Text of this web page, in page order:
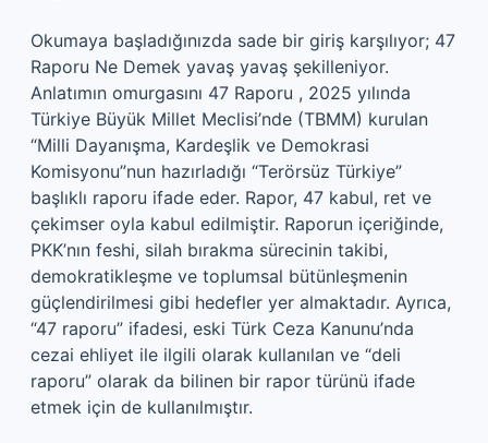
Okumaya başladığınızda sade bir giriş karşılıyor; 47
Raporu Ne Demek yavaş yavaş şekilleniyor.
Anlatımın omurgasını 47 Raporu , 2025 yılında
Türkiye Büyük Millet Meclisi’nde (TBMM) kurulan
“Milli Dayanışma, Kardeşlik ve Demokrasi
Komisyonu”nun hazırladığı “Terörsüz Türkiye”
başlıklı raporu ifade eder. Rapor, 47 kabul, ret ve
çekimser oyla kabul edilmiştir. Raporun içeriğinde,
PKK’nın feshi, silah bırakma sürecinin takibi,
demokratikleşme ve toplumsal bütünleşmenin
güçlendirilmesi gibi hedefler yer almaktadır. Ayrıca,
“47 raporu” ifadesi, eski Türk Ceza Kanunu’nda
cezai ehliyet ile ilgili olarak kullanılan ve “deli
raporu” olarak da bilinen bir rapor türünü ifade
etmek için de kullanılmıştır.